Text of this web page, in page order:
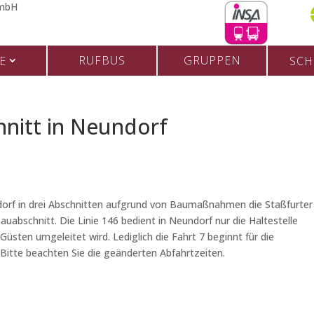
RUFBUS GRUPPEN
in Neundorf
in drei Abschnitten aufgrund von Baumaßnahmen die Staßfurter
Die Linie 146 bedient in Neundorf nur die Haltestelle
umgeleitet wird. Lediglich die Fahrt 7 beginnt für die
beachten Sie die geänderten Abfahrtzeiten.